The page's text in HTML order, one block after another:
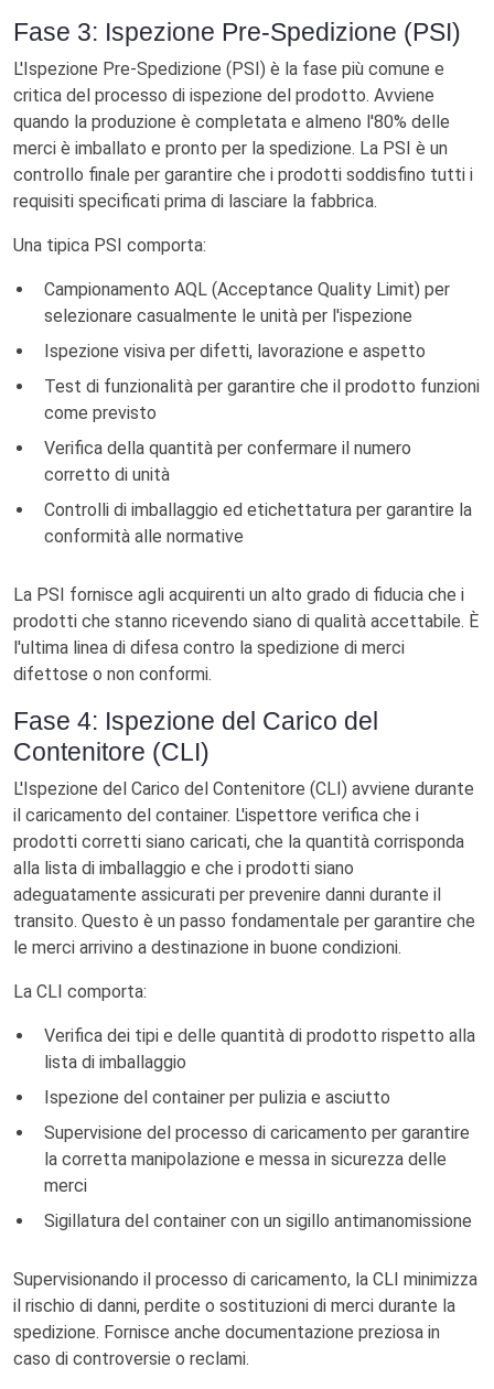
Fase 3: Ispezione Pre-Spedizione (PSI)
L'Ispezione Pre-Spedizione (PSI) è la fase più comune e
critica del processo di ispezione del prodotto. Avviene
quando la produzione è completata e almeno l'80% delle
merci è imballato e pronto per la spedizione. La PSI è un
controllo finale per garantire che i prodotti soddisfino tutti i
requisiti specificati prima di lasciare la fabbrica.
Una tipica PSI comporta:
Campionamento AQL (Acceptance Quality Limit) per
selezionare casualmente le unità per l'ispezione
Ispezione visiva per difetti, lavorazione e aspetto
Test di funzionalità per garantire che il prodotto funzioni
come previsto
Verifica della quantità per confermare il numero
corretto di unità
Controlli di imballaggio ed etichettatura per garantire la
conformità alle normative
La PSI fornisce agli acquirenti un alto grado di fiducia che i
prodotti che stanno ricevendo siano di qualità accettabile. È
l'ultima linea di difesa contro la spedizione di merci
difettose o non conformi.
Fase 4: Ispezione del Carico del
Contenitore (CLI)
L'Ispezione del Carico del Contenitore (CLI) avviene durante
il caricamento del container. L'ispettore verifica che i
prodotti corretti siano caricati, che la quantità corrisponda
alla lista di imballaggio e che i prodotti siano
adeguatamente assicurati per prevenire danni durante il
transito. Questo è un passo fondamentale per garantire che
le merci arrivino a destinazione in buone condizioni.
La CLI comporta:
Verifica dei tipi e delle quantità di prodotto rispetto alla
lista di imballaggio
Ispezione del container per pulizia e asciutto
Supervisione del processo di caricamento per garantire
la corretta manipolazione e messa in sicurezza delle
merci
Sigillatura del container con un sigillo antimanomissione
Supervisionando il processo di caricamento, la CLI minimizza
il rischio di danni, perdite o sostituzioni di merci durante la
spedizione. Fornisce anche documentazione preziosa in
caso di controversie o reclami.